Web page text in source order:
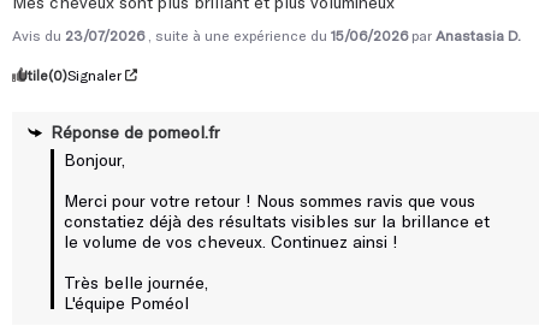
Avis du23/07/2026 , suite à une expérience du15/06/2026
Utile(0)Signaler
Bonjour,
Merci pour votre retour ! Nous sommes ravis que vous
constatiez déjà des résultats visibles sur la brillance et
le volume de vos cheveux. Continuez ainsi !
Très belle journée,
L'équipe Poméol